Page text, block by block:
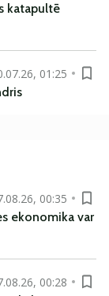
katapultē
01:25
00:35
ekonomika var
00:28